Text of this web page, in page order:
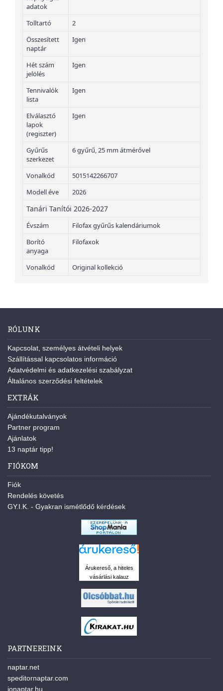
adatok
Tolltartó
2
Összesített
naptár
Igen
Hét szám
jelölés
Igen
Tennivalók
lista
Igen
Elválasztó
lapok
(regiszter)
Igen
Gyűrűs
szerkezet
6 gyűrű, 25 mm átmérővel
Vonalkód
5015142266707
Modell éve
2026
Tanári Tanítói 2026-2027
Évszám
Filofax gyűrűs kalendáriumok
Borító
anyaga
Filofaxok
Vonalkód Original kollekció
RÓLUNK
Kapcsolat, személyes átvételi helyek
Szállítással kapcsolatos információ
Adatvédelmi és adatkezelési szabályzat
Általános szerződési feltételek
EXTRÁK
Ajándékutalványok
Partner program
Ajánlatok
13 naptár tipp!
FIÓKOM
Fiók
Rendelés követés
GY.I.K. - Gyakran ismétlődő kérdések
Árukereső, a hiteles
vásárlási kalauz
PARTNEREINK
naptar.net
speditornaptar.com
jonaptar.hu